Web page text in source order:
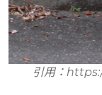
引用：